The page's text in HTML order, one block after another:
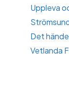
Uppleva
Det
Vetlanda